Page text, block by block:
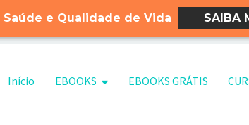
e Qualidade de Vida SAIBA
para o conteúdo
Início EBOOKS EBOOKS GRÁTIS